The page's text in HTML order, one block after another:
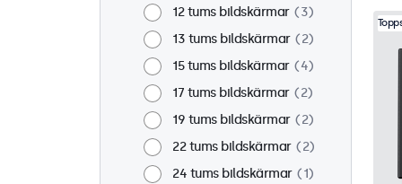
12 tums bildskärmar
3
13 tums bildskärmar
2
15 tums bildskärmar
4
17 tums bildskärmar
2
19 tums bildskärmar
2
22 tums bildskärmar
2
24 tums bildskärmar
1